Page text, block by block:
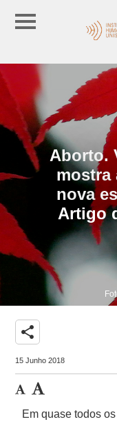
Aborto.
mostra
nova
Artigo
share
15 Junho 2018
Em quase todos